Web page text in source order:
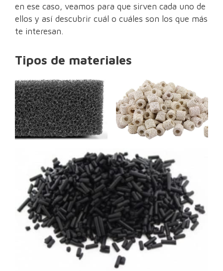
en ese caso, veamos para que sirven cada uno de
ellos y así descubrir cuál o cuáles son los que más
te interesan.
Tipos de materiales